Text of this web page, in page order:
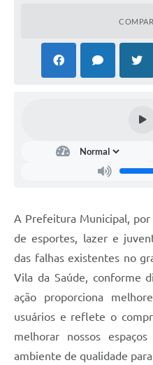
A Prefeitura Municipal,
de esportes, lazer e
das falhas existentes no
Vila da Saúde, conforme
ação proporciona
usuários e reflete o
melhorar nossos
ambiente de qualidade